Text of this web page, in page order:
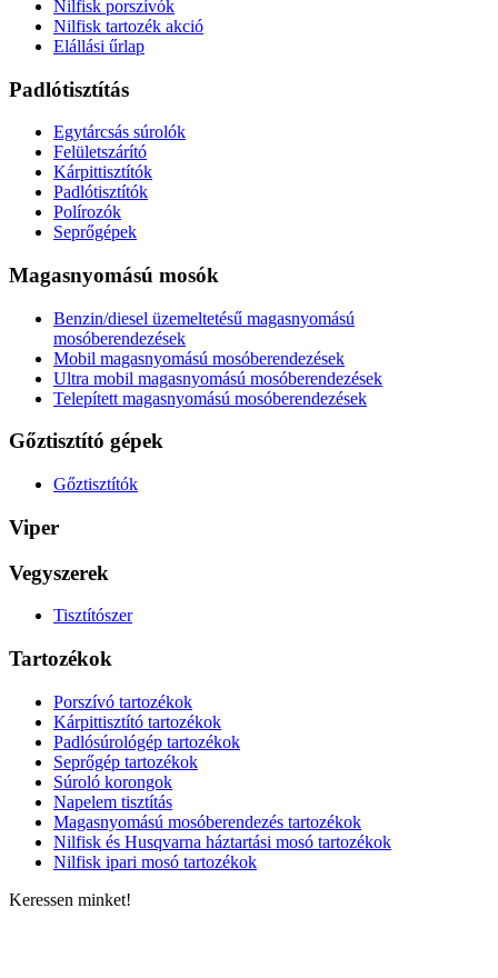
Nilfisk porszívók
Nilfisk tartozék akció
Elállási űrlap
Padlótisztítás
Egytárcsás súrolók
Felületszárító
Kárpittisztítók
Padlótisztítók
Polírozók
Seprőgépek
Magasnyomású mosók
Benzin/diesel üzemeltetésű magasnyomású
mosóberendezések
Mobil magasnyomású mosóberendezések
Ultra mobil magasnyomású mosóberendezések
Telepített magasnyomású mosóberendezések
Gőztisztító gépek
Gőztisztítók
Viper
Vegyszerek
Tisztítószer
Tartozékok
Porszívó tartozékok
Kárpittisztító tartozékok
Padlósúrológép tartozékok
Seprőgép tartozékok
Súroló korongok
Napelem tisztítás
Magasnyomású mosóberendezés tartozékok
Nilfisk és Husqvarna háztartási mosó tartozékok
Nilfisk ipari mosó tartozékok
Keressen minket!